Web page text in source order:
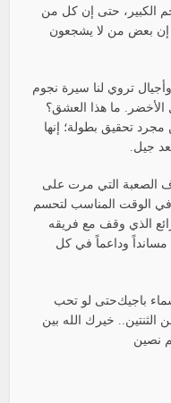
الكبير، حتى إن كل من
إن بعض من لا يشجعون
تروي لنا سيرة نجوم
ما هذا العشق؟
تحقيق بطولة؛ إنها
جيل.
الصعبة التي مرت على
في الوقت المناسب لتحسم
الذي وقف مع فريقه
مسانداً وداعماً في كل
باجيك حتى لو تحب
خيرك الله بين
نصين